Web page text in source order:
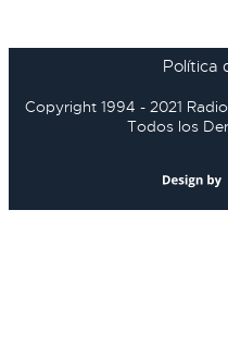
Política
Copyright 1994 - 2021
Todos los